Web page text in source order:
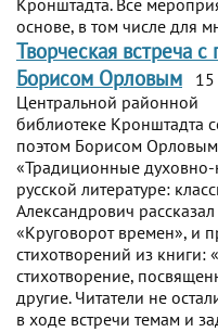
Кронштадта. Все
основе, в том числе для
Творческая встреча с
Борисом Орловым
Центральной районной
библиотеке Кронштадта
поэтом Борисом
«Традиционные
русской литературе:
Александрович
«Круговорот времен», и
стихотворений из книги:
стихотворение,
другие. Читатели не
в ходе встречи темам и